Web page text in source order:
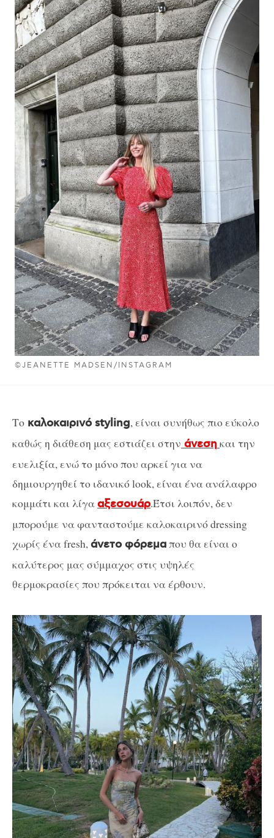
©JEANETTE MADSEN/INSTAGRAM
Το καλοκαιρινό styling, είναι συνήθως πιο εύκολο
καθώς η διάθεση μας εστιάζει στην άνεσηκαι την
ευελιξία, ενώ το μόνο που αρκεί για να
δημιουργηθεί το ιδανικό look, είναι ένα ανάλαφρο
κομμάτι και λίγααξεσουάρ.Έτσι λοιπόν, δεν
μπορούμε να φανταστούμε καλοκαιρινό dressing
χωρίς ένα fresh, άνετο φόρεμαπου θα είναι ο
καλύτερος μας σύμμαχος στις υψηλές
θερμοκρασίες που πρόκειται να έρθουν.